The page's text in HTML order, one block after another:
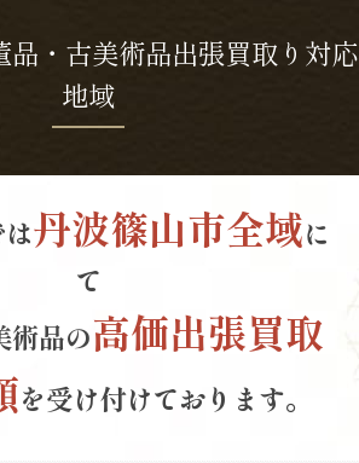
品・古美術品出張買取り対応
地域
丹波篠山市全域に
て
術品の高価出張買取
を受け付けております。